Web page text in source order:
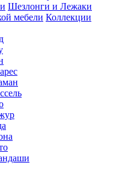
Шезлонги и Лежаки
Коллекции